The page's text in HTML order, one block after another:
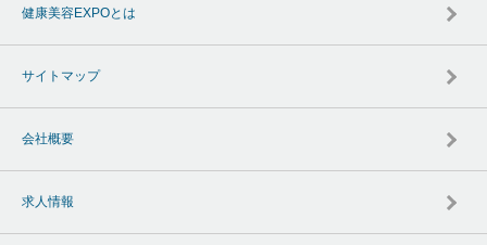
健康美容EXPOとは
サイトマップ
会社概要
求人情報